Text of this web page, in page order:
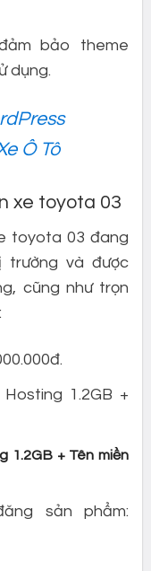
bảo theme
dụng.
Ô Tô
xe toyota 03
toyota 03 đang
trường và được
cũng như trọn
1.2GB +
1.2GB + Tên miền
sản phẩm: